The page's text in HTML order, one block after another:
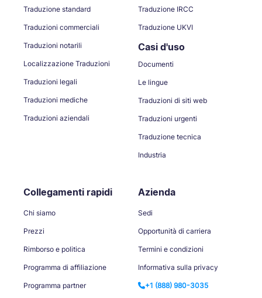
Traduzione standard
Traduzioni commerciali
Traduzioni notarili
Localizzazione Traduzioni
Traduzioni legali
Traduzioni mediche
Traduzioni aziendali
Traduzione IRCC
Traduzione UKVI
Casi d'uso
Documenti
Le lingue
Traduzioni di siti web
Traduzioni urgenti
Traduzione tecnica
Industria
Collegamenti rapidi
Chi siamo
Prezzi
Rimborso e politica
Programma di affiliazione
Programma partner
Azienda
Sedi
Opportunità di carriera
Termini e condizioni
Informativa sulla privacy
+1 (888) 980-3035